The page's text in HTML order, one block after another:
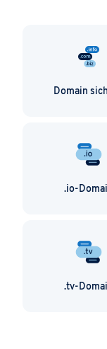
Domain
.io-
.tv-